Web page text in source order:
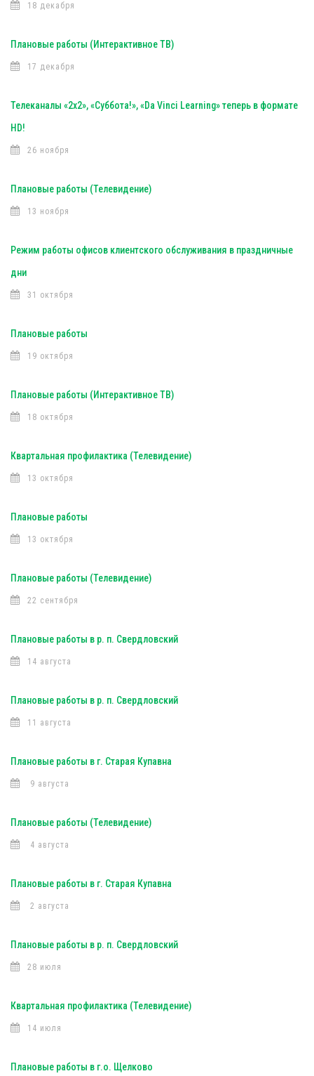
18 декабря
Плановые работы (Интерактивное ТВ)
17 декабря
Телеканалы «2х2», «Суббота!», «Da Vinci Learning» теперь в формате
HD!
26 ноября
Плановые работы (Телевидение)
13 ноября
Режим работы офисов клиентского обслуживания в праздничные
дни
31 октября
Плановые работы
19 октября
Плановые работы (Интерактивное ТВ)
18 октября
Квартальная профилактика (Телевидение)
13 октября
Плановые работы
13 октября
Плановые работы (Телевидение)
22 сентября
Плановые работы в р. п. Свердловский
14 августа
Плановые работы в р. п. Свердловский
11 августа
Плановые работы в г. Старая Купавна
9 августа
Плановые работы (Телевидение)
4 августа
Плановые работы в г. Старая Купавна
2 августа
Плановые работы в р. п. Свердловский
28 июля
Квартальная профилактика (Телевидение)
14 июля
Плановые работы в г.о. Щелково